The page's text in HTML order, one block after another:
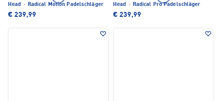
Head · Radical Motion Padelschläger
€ 239,99
Head · Radical Pro Padelschläger
€ 239,99